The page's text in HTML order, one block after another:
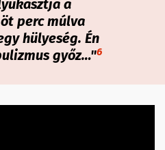
a
perc múlva
hülyeség. Én
győz…"6